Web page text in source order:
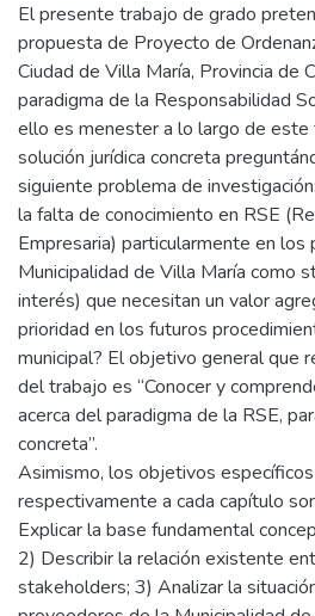
El presente trabajo de grado
propuesta de Proyecto de
Ciudad de Villa María, Provincia de
paradigma de la Responsabilidad
ello es menester a lo largo de este
solución jurídica concreta
siguiente problema de
la falta de conocimiento en RSE
Empresaria) particularmente en
Municipalidad de Villa María como
interés) que necesitan un valor
prioridad en los futuros
municipal? El objetivo general que
del trabajo es “Conocer y
acerca del paradigma de la RSE,
concreta”.
Asimismo, los objetivos
respectivamente a cada capítulo
Explicar la base fundamental
2) Describir la relación existente
stakeholders; 3) Analizar la